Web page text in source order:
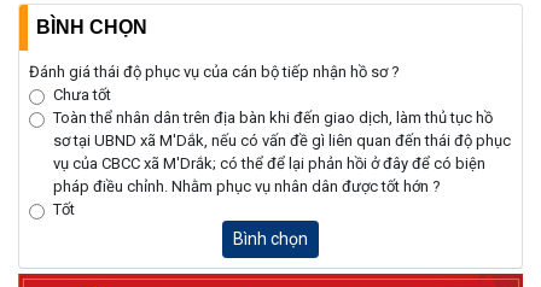
BÌNH CHỌN
Đánh giá thái độ phục vụ của cán bộ tiếp nhận hồ sơ ?
Chưa tốt
Toàn thể nhân dân trên địa bàn khi đến giao dịch, làm thủ tục hồ
sơ tại UBND xã M'Dắk, nếu có vấn đề gì liên quan đến thái độ phục
vụ của CBCC xã M'Drắk; có thể để lại phản hồi ở đây để có biện
pháp điều chỉnh. Nhằm phục vụ nhân dân được tốt hớn ?
Tốt
Bình chọn